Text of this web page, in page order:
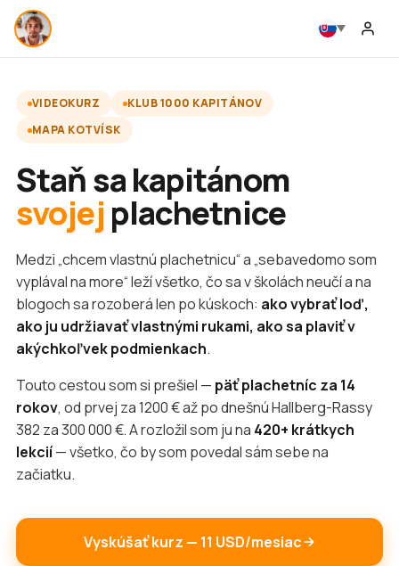
VIDEOKURZ
KLUB 1000 KAPITÁNOV
MAPA KOTVÍSK
Staň sa kapitánom
svojejplachetnice
Medzi „chcem vlastnú plachetnicu“ a „sebavedomo som
vyplával na more“ leží všetko, čo sa v školách neučí a na
blogoch sa rozoberá len po kúskoch: ako vybrať loď,
ako ju udržiavať vlastnými rukami, ako sa plaviť v
akýchkoľvek podmienkach.
Touto cestou som si prešiel — päť plachetníc za 14
rokov, od prvej za 1200 € až po dnešnú Hallberg-Rassy
382 za 300 000 €. A rozložil som ju na 420+ krátkych
lekcií— všetko, čo by som povedal sám sebe na
začiatku.
Vyskúšať kurz — 11 USD/mesiac